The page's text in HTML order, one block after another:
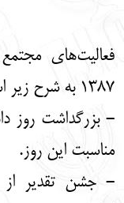
فعالیت‌های
1387 به شرح زیر است:
مناسبت این روز.
- جشن تقدیر از